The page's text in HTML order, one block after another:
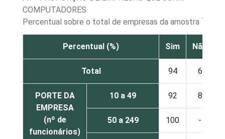
COMPUTADORES
Percentual sobre o total de empresas da amostra 1
Percentual (%) Sim Não
Total 94 6
PORTE DA
EMPRESA
(nº de
funcionários)
10 a 49 92 8
50 a 249 100 -